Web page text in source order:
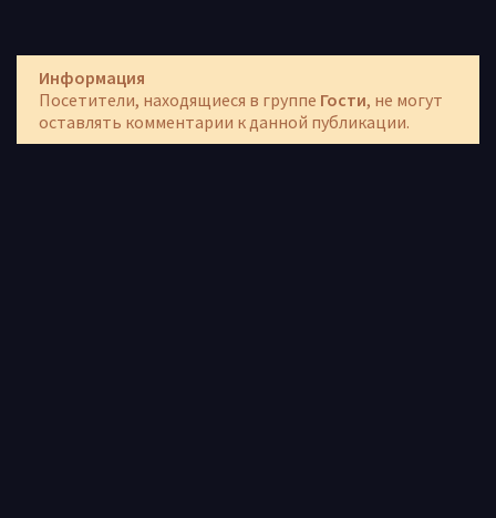
Информация
Посетители, находящиеся в группе Гости, не могут
оставлять комментарии к данной публикации.